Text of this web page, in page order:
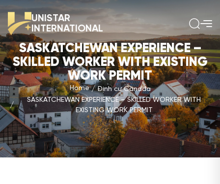
UNISTAR
INTERNATIONAL
SASKATCHEWAN EXPERIENCE –
SKILLED WORKER WITH EXISTING
WORK PERMIT
Home
Định cư Canada
SASKATCHEWAN EXPERIENCE – SKILLED WORKER WITH
EXISTING WORK PERMIT